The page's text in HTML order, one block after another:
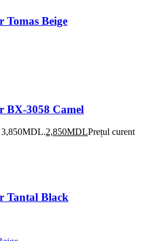
Tomas Beige
BX-3058 Camel
3,850MDL.2,850MDLPrețul curent
Tantal Black